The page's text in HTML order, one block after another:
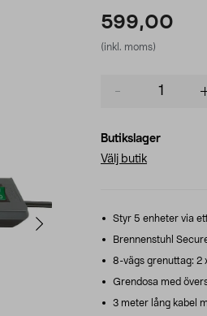
599,00
(inkl. moms)
Butikslager
Välj butik
Styr 5 enheter via
Brennenstuhl
8-vägs grenuttag: 2
Grendosa med
3 meter lång kabel